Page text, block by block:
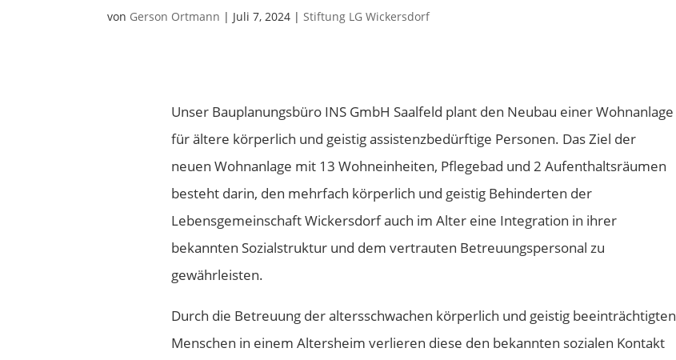
von Gerson Ortmann | Juli 7, 2024 | Stiftung LG Wickersdorf
Unser Bauplanungsbüro INS GmbH Saalfeld plant den Neubau einer Wohnanlage
für ältere körperlich und geistig assistenzbedürftige Personen. Das Ziel der
neuen Wohnanlage mit 13 Wohneinheiten, Pflegebad und 2 Aufenthaltsräumen
besteht darin, den mehrfach körperlich und geistig Behinderten der
Lebensgemeinschaft Wickersdorf auch im Alter eine Integration in ihrer
bekannten Sozialstruktur und dem vertrauten Betreuungspersonal zu
gewährleisten.
Durch die Betreuung der altersschwachen körperlich und geistig beeinträchtigten
Menschen in einem Altersheim verlieren diese den bekannten sozialen Kontakt